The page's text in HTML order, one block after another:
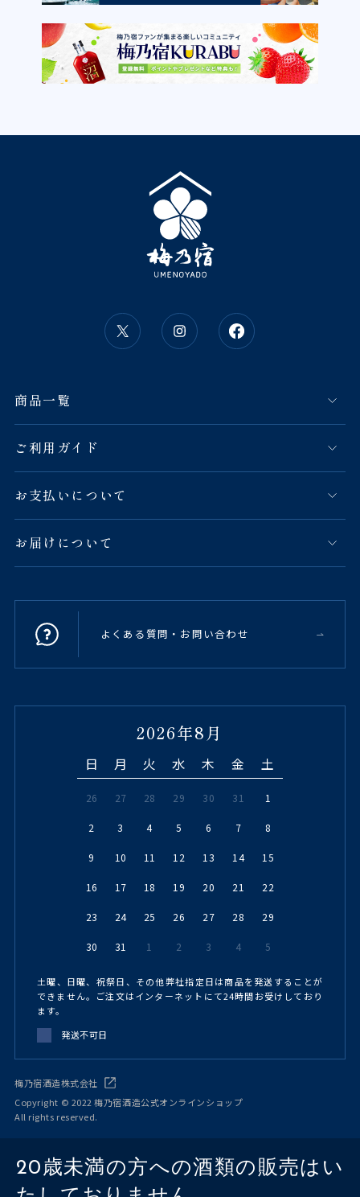
商品一覧
ご利用ガイド
お支払いについて
お届けについて
よくある質問・お問い合わせ
2026年8月
日 月 火 水 木 金 土
26 27 28 29 30 31 1
2 3 4 5 6 7 8
9 10 11 12 13 14 15
16 17 18 19 20 21 22
23 24 25 26 27 28 29
30 31 1 2 3 4 5
土曜、日曜、祝祭日、その他弊社指定日は商品を発送することが
できません。ご注文はインターネットにて24時間お受けしており
ます。
発送不可日
梅乃宿酒造株式会社
Copyright © 2022 梅乃宿酒造公式オンラインショップ
All rights reserved.
20歳未満の方への酒類の販売はい